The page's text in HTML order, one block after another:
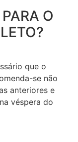
O
que o
se não
anteriores e
véspera do